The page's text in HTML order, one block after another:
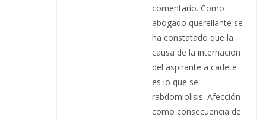
comentario. Como
abogado querellante se
ha constatado que la
causa de la internacion
del aspirante a cadete
es lo que se
rabdomiolisis. Afección
como consecuencia de